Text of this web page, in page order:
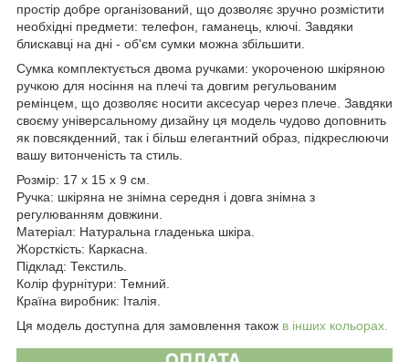
простір добре організований, що дозволяє зручно розмістити
необхідні предмети: телефон, гаманець, ключі. Завдяки
блискавці на дні - об'єм сумки можна збільшити.
Сумка комплектується двома ручками: укороченою шкіряною
ручкою для носіння на плечі та довгим регульованим
ремінцем, що дозволяє носити аксесуар через плече. Завдяки
своєму універсальному дизайну ця модель чудово доповнить
як повсякденний, так і більш елегантний образ, підкреслюючи
вашу витонченість та стиль.
Розмір: 17 x 15 x 9 см.
Ручка: шкіряна не знімна середня і довга знімна з
регулюванням довжини.
Матеріал: Натуральна гладенька шкіра.
Жорсткість: Каркасна.
Підклад: Текстиль.
Колір фурнітури: Темний.
Країна виробник: Італія.
Ця модель доступна для замовлення також в інших кольорах.